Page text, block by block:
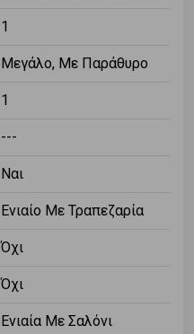
1
Μεγάλο, Με Παράθυρο
1
---
Ναι
Ενιαίο Με Τραπεζαρία
Όχι
Όχι
Ενιαία Με Σαλόνι